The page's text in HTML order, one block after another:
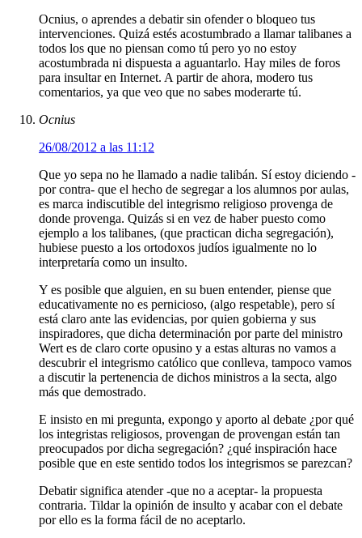
Ocnius, o aprendes a debatir sin ofender o bloqueo tus
intervenciones. Quizá estés acostumbrado a llamar talibanes a
todos los que no piensan como tú pero yo no estoy
acostumbrada ni dispuesta a aguantarlo. Hay miles de foros
para insultar en Internet. A partir de ahora, modero tus
comentarios, ya que veo que no sabes moderarte tú.
Ocnius
26/08/2012 a las 11:12
Que yo sepa no he llamado a nadie talibán. Sí estoy diciendo -
por contra- que el hecho de segregar a los alumnos por aulas,
es marca indiscutible del integrismo religioso provenga de
donde provenga. Quizás si en vez de haber puesto como
ejemplo a los talibanes, (que practican dicha segregación),
hubiese puesto a los ortodoxos judíos igualmente no lo
interpretaría como un insulto.
Y es posible que alguien, en su buen entender, piense que
educativamente no es pernicioso, (algo respetable), pero sí
está claro ante las evidencias, por quien gobierna y sus
inspiradores, que dicha determinación por parte del ministro
Wert es de claro corte opusino y a estas alturas no vamos a
descubrir el integrismo católico que conlleva, tampoco vamos
a discutir la pertenencia de dichos ministros a la secta, algo
más que demostrado.
E insisto en mi pregunta, expongo y aporto al debate ¿por qué
los integristas religiosos, provengan de provengan están tan
preocupados por dicha segregación? ¿qué inspiración hace
posible que en este sentido todos los integrismos se parezcan?
Debatir significa atender -que no a aceptar- la propuesta
contraria. Tildar la opinión de insulto y acabar con el debate
por ello es la forma fácil de no aceptarlo.